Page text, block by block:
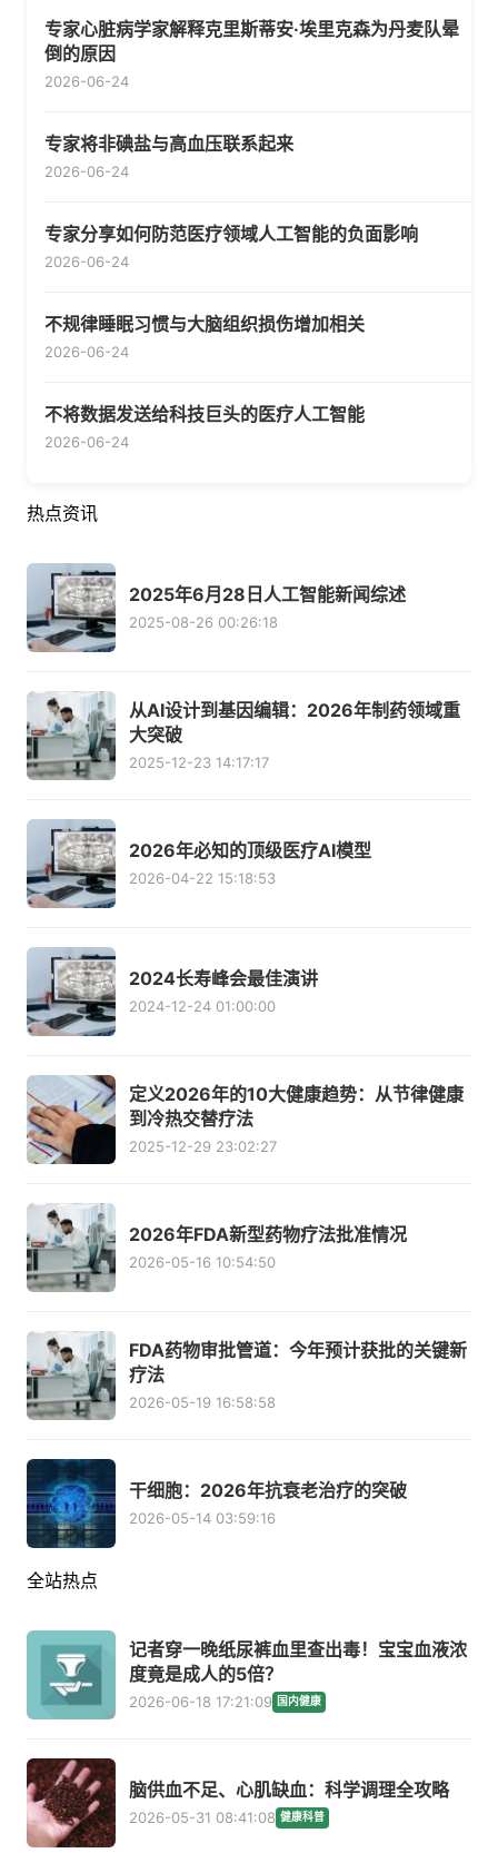
专家心脏病学家解释克里斯蒂安·埃里克森为丹麦队晕
倒的原因
2026-06-24
专家将非碘盐与高血压联系起来
2026-06-24
专家分享如何防范医疗领域人工智能的负面影响
2026-06-24
不规律睡眠习惯与大脑组织损伤增加相关
2026-06-24
不将数据发送给科技巨头的医疗人工智能
2026-06-24
热点资讯
2025年6月28日人工智能新闻综述
2025-08-26 00:26:18
从AI设计到基因编辑：2026年制药领域重
大突破
2025-12-23 14:17:17
2026年必知的顶级医疗AI模型
2026-04-22 15:18:53
2024长寿峰会最佳演讲
2024-12-24 01:00:00
定义2026年的10大健康趋势：从节律健康
到冷热交替疗法
2025-12-29 23:02:27
2026年FDA新型药物疗法批准情况
2026-05-16 10:54:50
FDA药物审批管道：今年预计获批的关键新
疗法
2026-05-19 16:58:58
干细胞：2026年抗衰老治疗的突破
2026-05-14 03:59:16
全站热点
记者穿一晚纸尿裤血里查出毒！宝宝血液浓
度竟是成人的5倍？
2026-06-18 17:21:09 国内健康
脑供血不足、心肌缺血：科学调理全攻略
2026-05-31 08:41:08 健康科普